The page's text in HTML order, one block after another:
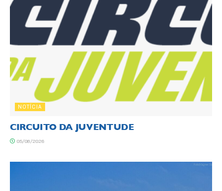
NOTÍCIA
CIRCUITO DA JUVENTUDE
05/08/2026